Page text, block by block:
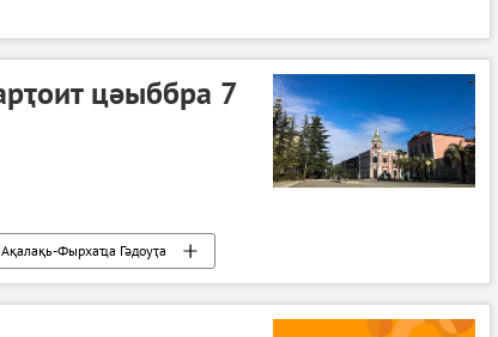
цәыббра 7
Ақалақь-Фырхаҵа Гәдоуҭа